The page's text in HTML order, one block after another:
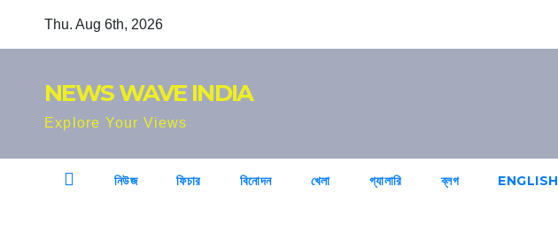
Thu. Aug 6th, 2026
NEWS WAVE INDIA
Explore Your Views
নিউজ ফিচার বিনোদন খেলা গ্যালারি ব্লগ ENGLISH